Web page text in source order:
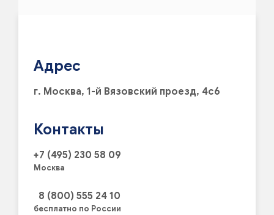
Адрес
г. Москва, 1-й Вязовский проезд, 4с6
Контакты
+7 (495) 230 58 09
Москва
8 (800) 555 24 10
бесплатно по России